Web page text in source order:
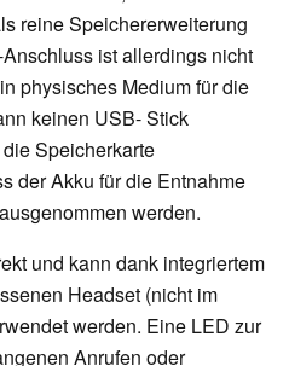
reine Speichererweiterung
ist allerdings nicht
physisches Medium für die
keinen USB- Stick
Speicherkarte
der Akku für die Entnahme
werden.
und kann dank integriertem
Headset (nicht im
werden. Eine LED zur
Anrufen oder